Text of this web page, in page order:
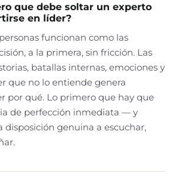
que debe soltar un experto
en líder?
funcionan como las
a la primera, sin fricción. Las
batallas internas, emociones y
que no lo entiende genera
por qué. Lo primero que hay que
de perfección inmediata — y
disposición genuina a escuchar,